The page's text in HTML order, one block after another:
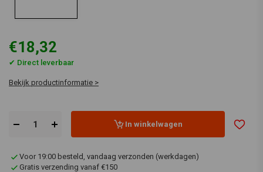
€18,32
✔ Direct leverbaar
Bekijk productinformatie >
In winkelwagen
Voor 19:00 besteld, vandaag verzonden (werkdagen)
Gratis verzending vanaf €150